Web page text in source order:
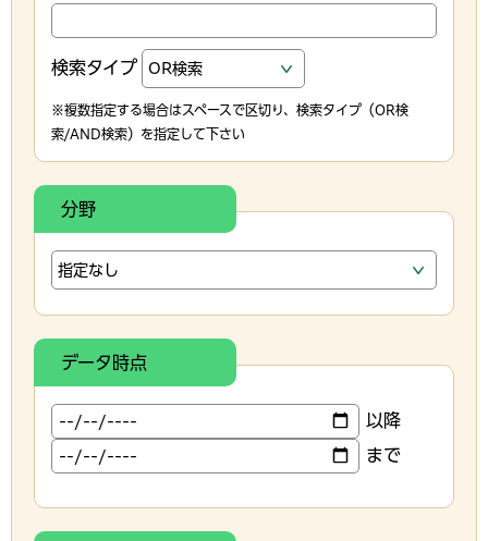
検索タイプ
※複数指定する場合はスペースで区切り、検索タイプ（OR検
索/AND検索）を指定して下さい
分野
データ時点
以降
まで